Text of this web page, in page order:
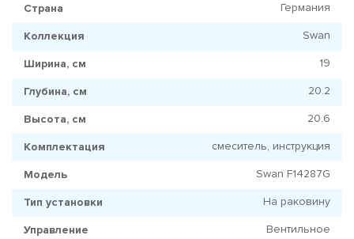
Страна Германия
Коллекция Swan
Ширина, см 19
Глубина, см 20.2
Высота, см 20.6
Комплектация смеситель, инструкция
Модель Swan F14287G
Тип установки На раковину
Управление Вентильное